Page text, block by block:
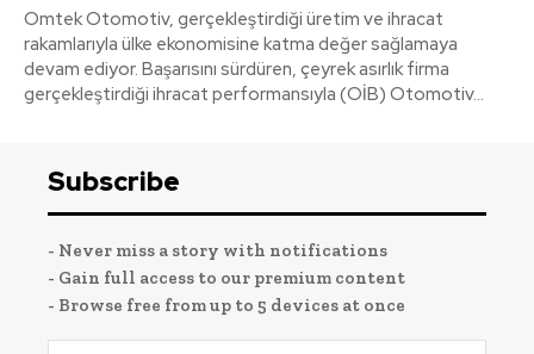
Omtek Otomotiv, gerçekleştirdiği üretim ve ihracat
rakamlarıyla ülke ekonomisine katma değer sağlamaya
devam ediyor. Başarısını sürdüren, çeyrek asırlık firma
gerçekleştirdiği ihracat performansıyla (OİB) Otomotiv...
Subscribe
- Never miss a story with notifications
- Gain full access to our premium content
- Browse free from up to 5 devices at once